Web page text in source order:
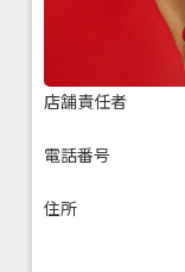
店舗責任者
電話番号
住所